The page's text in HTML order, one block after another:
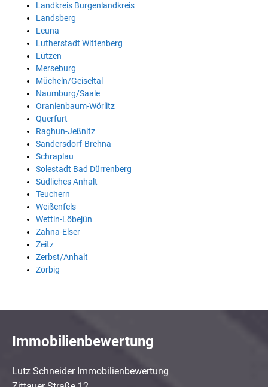
Landkreis Burgenlandkreis
Landsberg
Leuna
Lutherstadt Wittenberg
Lützen
Merseburg
Mücheln/Geiseltal
Naumburg/Saale
Oranienbaum-Wörlitz
Querfurt
Raghun-Jeßnitz
Sandersdorf-Brehna
Schraplau
Solestadt Bad Dürrenberg
Südliches Anhalt
Teuchern
Weißenfels
Wettin-Löbejün
Zahna-Elser
Zeitz
Zerbst/Anhalt
Zörbig
Immobilienbewertung
Lutz Schneider Immobilienbewertung